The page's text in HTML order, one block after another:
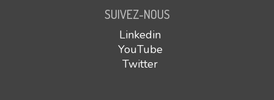
SUIVEZ-NOUS
Linkedin
YouTube
Twitter